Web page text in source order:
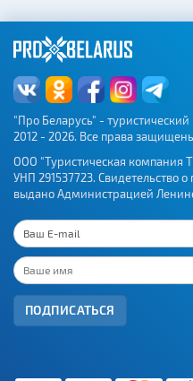
Железнодорожные
вокзалы
"Про Беларусь" -
2012 - 2026. Все права
ООО "Туристическая компания
УНП 291537723. Свидетельство
выдано Администрацией
ПОДПИСАТЬСЯ